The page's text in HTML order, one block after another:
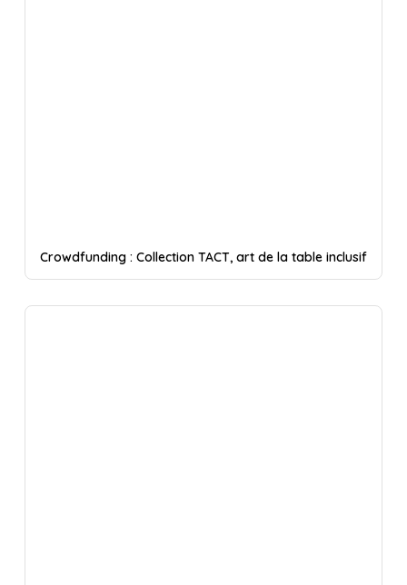
Crowdfunding : Collection TACT, art de la table inclusif